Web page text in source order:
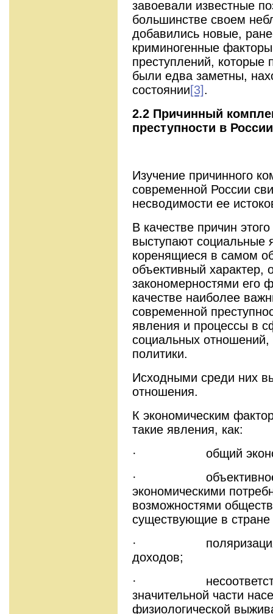
завоевали известные
большинстве своем
добавились новые,
криминогенные
преступлений, которые
были едва заметны,
состоянии[3].
2.2 Причинный
преступности в России
Изучение причинного
современной России
несводимости ее
В качестве причин
выступают социальные
коренящиеся в самом
объективный характер,
закономерностями его
качестве наиболее
современной
явления и процессы в
социальных отношений,
политики.
Исходными среди них
отношения.
К экономическим
такие явления, как:
· общий
· объективное
экономическими
возможностями
существующие в
· поляризация
доходов;
·
значительной части
физиологической